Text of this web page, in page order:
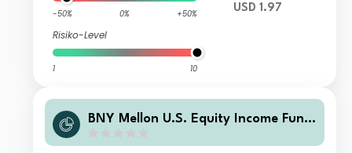
-50% 0% +50%
Risiko-Level
1 10
USD 1.97
BNY Mellon U.S. Equity Income Fund